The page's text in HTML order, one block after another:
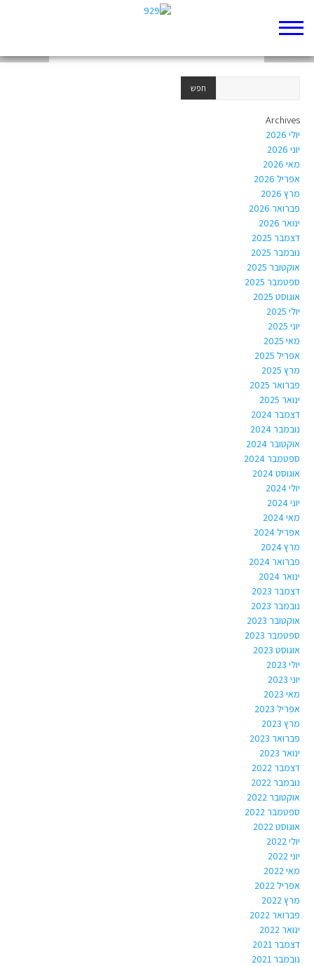
Archives
יולי 2026
יוני 2026
מאי 2026
אפריל 2026
מרץ 2026
פברואר 2026
ינואר 2026
דצמבר 2025
נובמבר 2025
אוקטובר 2025
ספטמבר 2025
אוגוסט 2025
יולי 2025
יוני 2025
מאי 2025
אפריל 2025
מרץ 2025
פברואר 2025
ינואר 2025
דצמבר 2024
נובמבר 2024
אוקטובר 2024
ספטמבר 2024
אוגוסט 2024
יולי 2024
יוני 2024
מאי 2024
אפריל 2024
מרץ 2024
פברואר 2024
ינואר 2024
דצמבר 2023
נובמבר 2023
אוקטובר 2023
ספטמבר 2023
אוגוסט 2023
יולי 2023
יוני 2023
מאי 2023
אפריל 2023
מרץ 2023
פברואר 2023
ינואר 2023
דצמבר 2022
נובמבר 2022
אוקטובר 2022
ספטמבר 2022
אוגוסט 2022
יולי 2022
יוני 2022
מאי 2022
אפריל 2022
מרץ 2022
פברואר 2022
ינואר 2022
דצמבר 2021
נובמבר 2021